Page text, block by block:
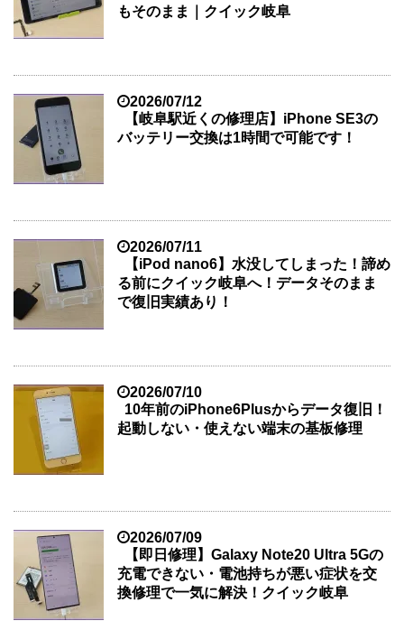
もそのまま｜クイック岐阜
2026/07/12
【岐阜駅近くの修理店】iPhone SE3の
バッテリー交換は1時間で可能です！
2026/07/11
【iPod nano6】水没してしまった！諦め
る前にクイック岐阜へ！データそのまま
で復旧実績あり！
2026/07/10
10年前のiPhone6Plusからデータ復旧！
起動しない・使えない端末の基板修理
2026/07/09
【即日修理】Galaxy Note20 Ultra 5Gの
充電できない・電池持ちが悪い症状を交
換修理で一気に解決！クイック岐阜